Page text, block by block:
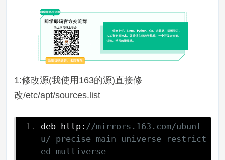
1:修改源(我使用163的源)直接修
改/etc/apt/sources.list
deb http : //mirrors.163.com/ubunt
u/ precise main universe restrict
ed multiverse